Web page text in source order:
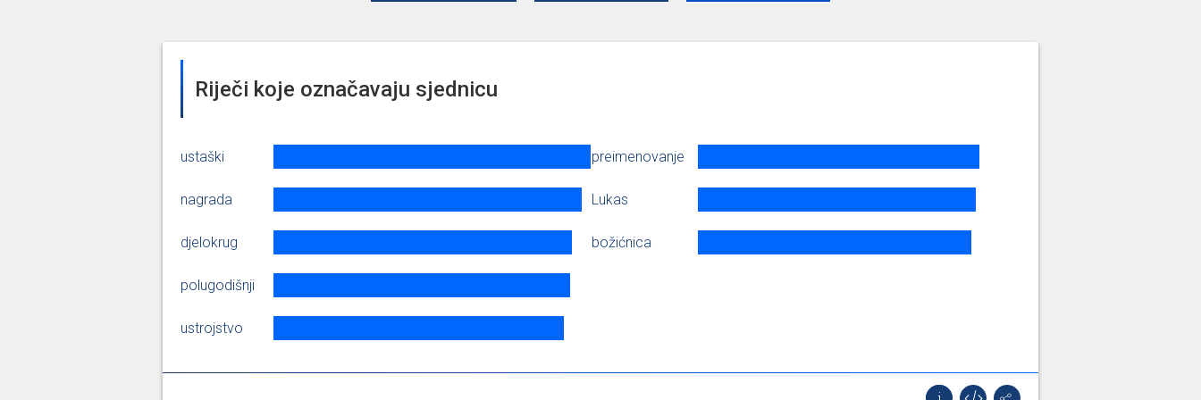
Riječi koje označavaju sjednicu
ustaški
nagrada
djelokrug
polugodišnji
ustrojstvo
preimenovanje
Lukas
božićnica